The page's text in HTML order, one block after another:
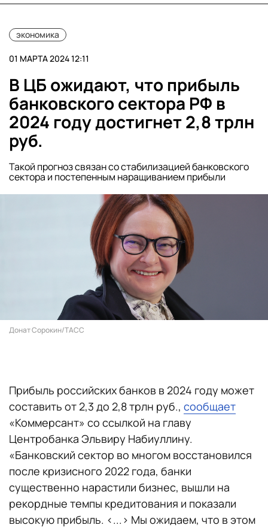
экономика
01 МАРТА 2024 12:11
В ЦБ ожидают, что прибыль
банковского сектора РФ в
2024 году достигнет 2,8 трлн
руб.
Такой прогноз связан со стабилизацией банковского
сектора и постепенным наращиванием прибыли
Донат Сорокин/ТАСС
Прибыль российских банков в 2024 году может
составить от 2,3 до 2,8 трлн руб., сообщает
«Коммерсант» со ссылкой на главу
Центробанка Эльвиру Набиуллину.
«Банковский сектор во многом восстановился
после кризисного 2022 года, банки
существенно нарастили бизнес, вышли на
рекордные темпы кредитования и показали
высокую прибыль. <...> Мы ожидаем, что в этом